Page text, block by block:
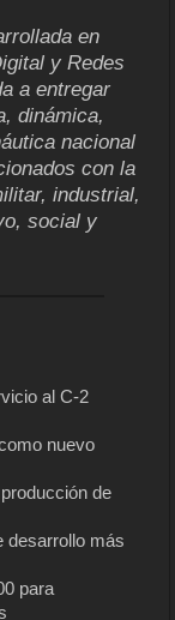
en
y Redes
a entregar
dinámica,
nacional
con la
industrial,
social y
al C-2
nuevo
de
desarrollo más
para